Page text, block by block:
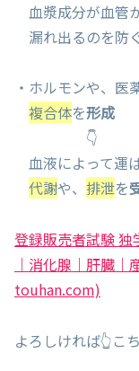
血漿成分が血管
漏れ出るのを防
・ホルモンや、医
複合体を形成
👇
血液によって運
代謝や、 排泄を
登録販売者試験
｜消化腺｜肝臓
touhan.com)
よろしければ👆こ